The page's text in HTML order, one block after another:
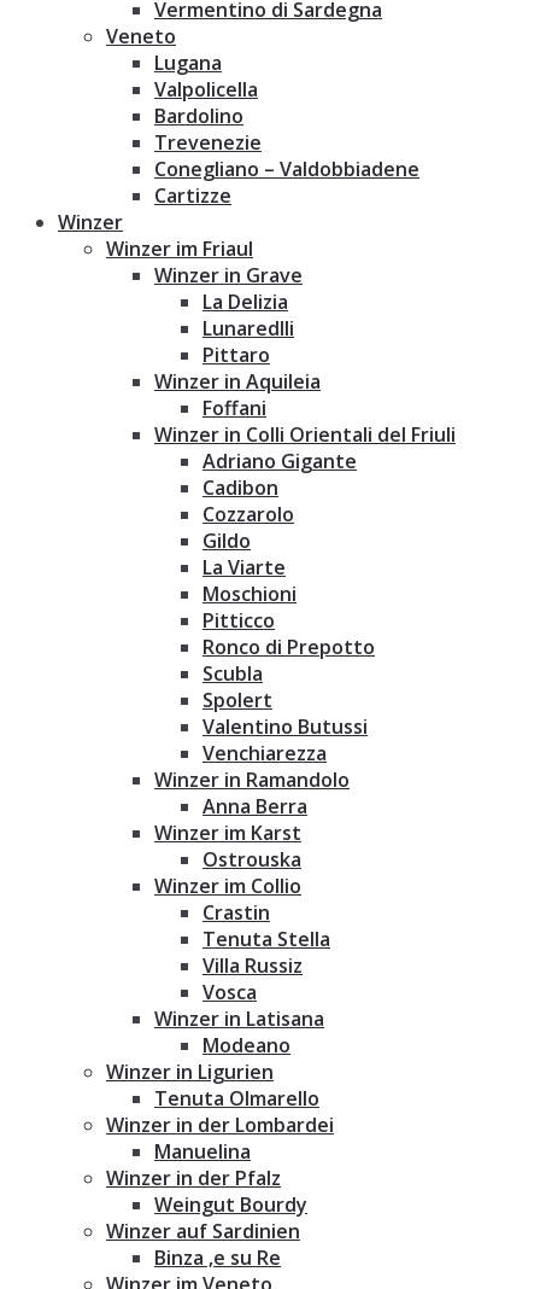
Vermentino di Sardegna
Veneto
Lugana
Valpolicella
Bardolino
Trevenezie
Conegliano – Valdobbiadene
Cartizze
Winzer
Winzer im Friaul
Winzer in Grave
La Delizia
Lunaredlli
Pittaro
Winzer in Aquileia
Foffani
Winzer in Colli Orientali del Friuli
Adriano Gigante
Cadibon
Cozzarolo
Gildo
La Viarte
Moschioni
Pitticco
Ronco di Prepotto
Scubla
Spolert
Valentino Butussi
Venchiarezza
Winzer in Ramandolo
Anna Berra
Winzer im Karst
Ostrouska
Winzer im Collio
Crastin
Tenuta Stella
Villa Russiz
Vosca
Winzer in Latisana
Modeano
Winzer in Ligurien
Tenuta Olmarello
Winzer in der Lombardei
Manuelina
Winzer in der Pfalz
Weingut Bourdy
Winzer auf Sardinien
Binza ‚e su Re